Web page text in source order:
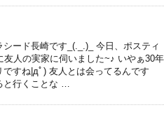
シード長崎です_(._.)_ 今日、ポスティ
友人の実家に伺いました~♪ いやぁ30年
ですね|дﾟ) 友人とは会ってるんです
と行くことな …